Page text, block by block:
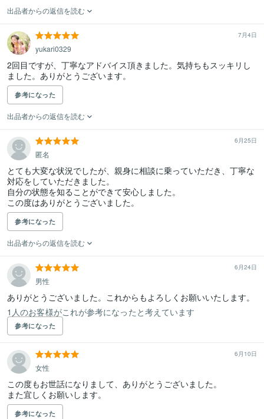
出品者からの返信を読む
7月4日
yukari0329
2回目ですが、丁寧なアドバイス頂きました。気持ちもスッキリし
ました。ありがとうございます。
参考になった
出品者からの返信を読む
6月25日
匿名
とても大変な状況でしたが、親身に相談に乗っていただき、丁寧な
対応をしていただきました。
自分の状態を知ることができて安心しました。
参考になった
出品者からの返信を読む
6月24日
男性
ありがとうございました。これからもよろしくお願いいたします。
1人のお客様がこれが参考になったと考えています
参考になった
6月10日
女性
この度もお世話になりまして、ありがとうございました。
また宜しくお願いします。
参考になった